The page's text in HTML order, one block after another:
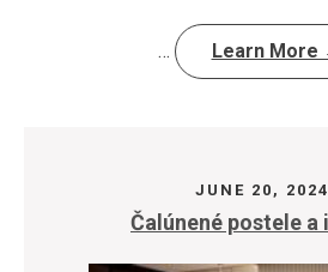
… Learn More
JUNE 20, 2024
Čalúnené postele a